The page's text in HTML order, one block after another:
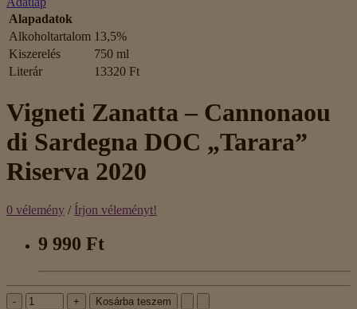
Alapadatok
Alkoholtartalom 13,5%
Kiszerelés
750 ml
Literár
13320 Ft
Vigneti Zanatta – Cannonaou
di Sardegna DOC „Tarara”
Riserva 2020
0 vélemény / Írjon véleményt!
9 990 Ft
- + Kosárba teszem